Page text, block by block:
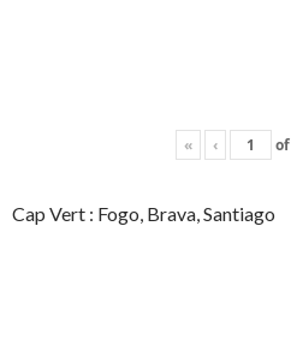
« ‹ of
Cap Vert : Fogo, Brava, Santiago